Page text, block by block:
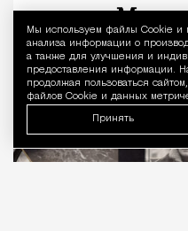
Мы используем файлы Сookie и
анализа информации о
а также для улучшения и
предоставления информации.
продолжая пользоваться
файлов Cookie и данных
Принять